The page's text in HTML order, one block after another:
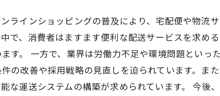
インショッピングの普及により、宅配便や物流サ
で、消費者はますます便利な配送サービスを求め
す。 一方で、業界は労働力不足や環境問題といっ
の改善や採用戦略の見直しを迫られています。ま
な運送システムの構築が求められています。 今後